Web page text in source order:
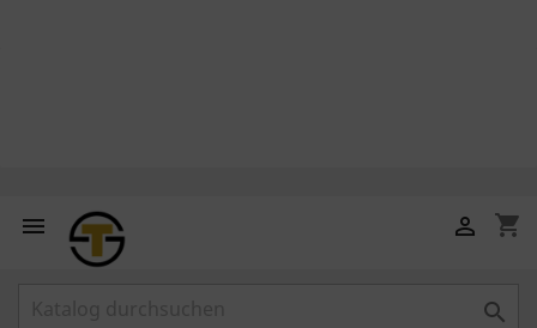
 shopping_cart

